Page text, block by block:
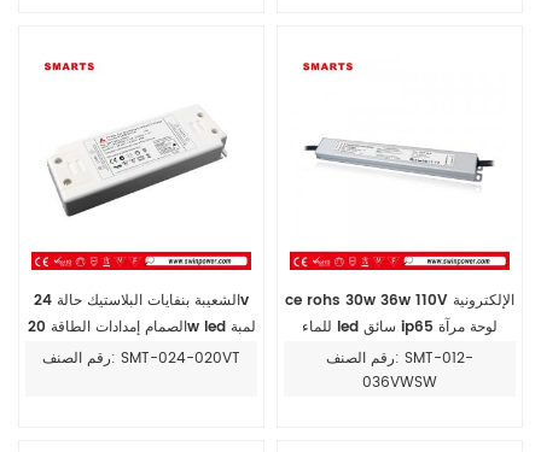
الشعيبة بنفايات البلاستيك حالة 24v
الصمام إمدادات الطاقة 20w led لمبة
الطاقة dc
رقم الصنف: SMT-024-020VT
ce rohs 30w 36w 110V الإلكترونية
للماء led سائق ip65 لوحة مرآة
رقم الصنف: SMT-012-
036VWSW